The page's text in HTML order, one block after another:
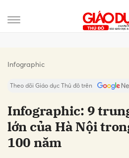
Infographic
Theo dõi Giáo dục Thủ đô trên
Infographic: 9
lớn của Hà Nội
100 năm